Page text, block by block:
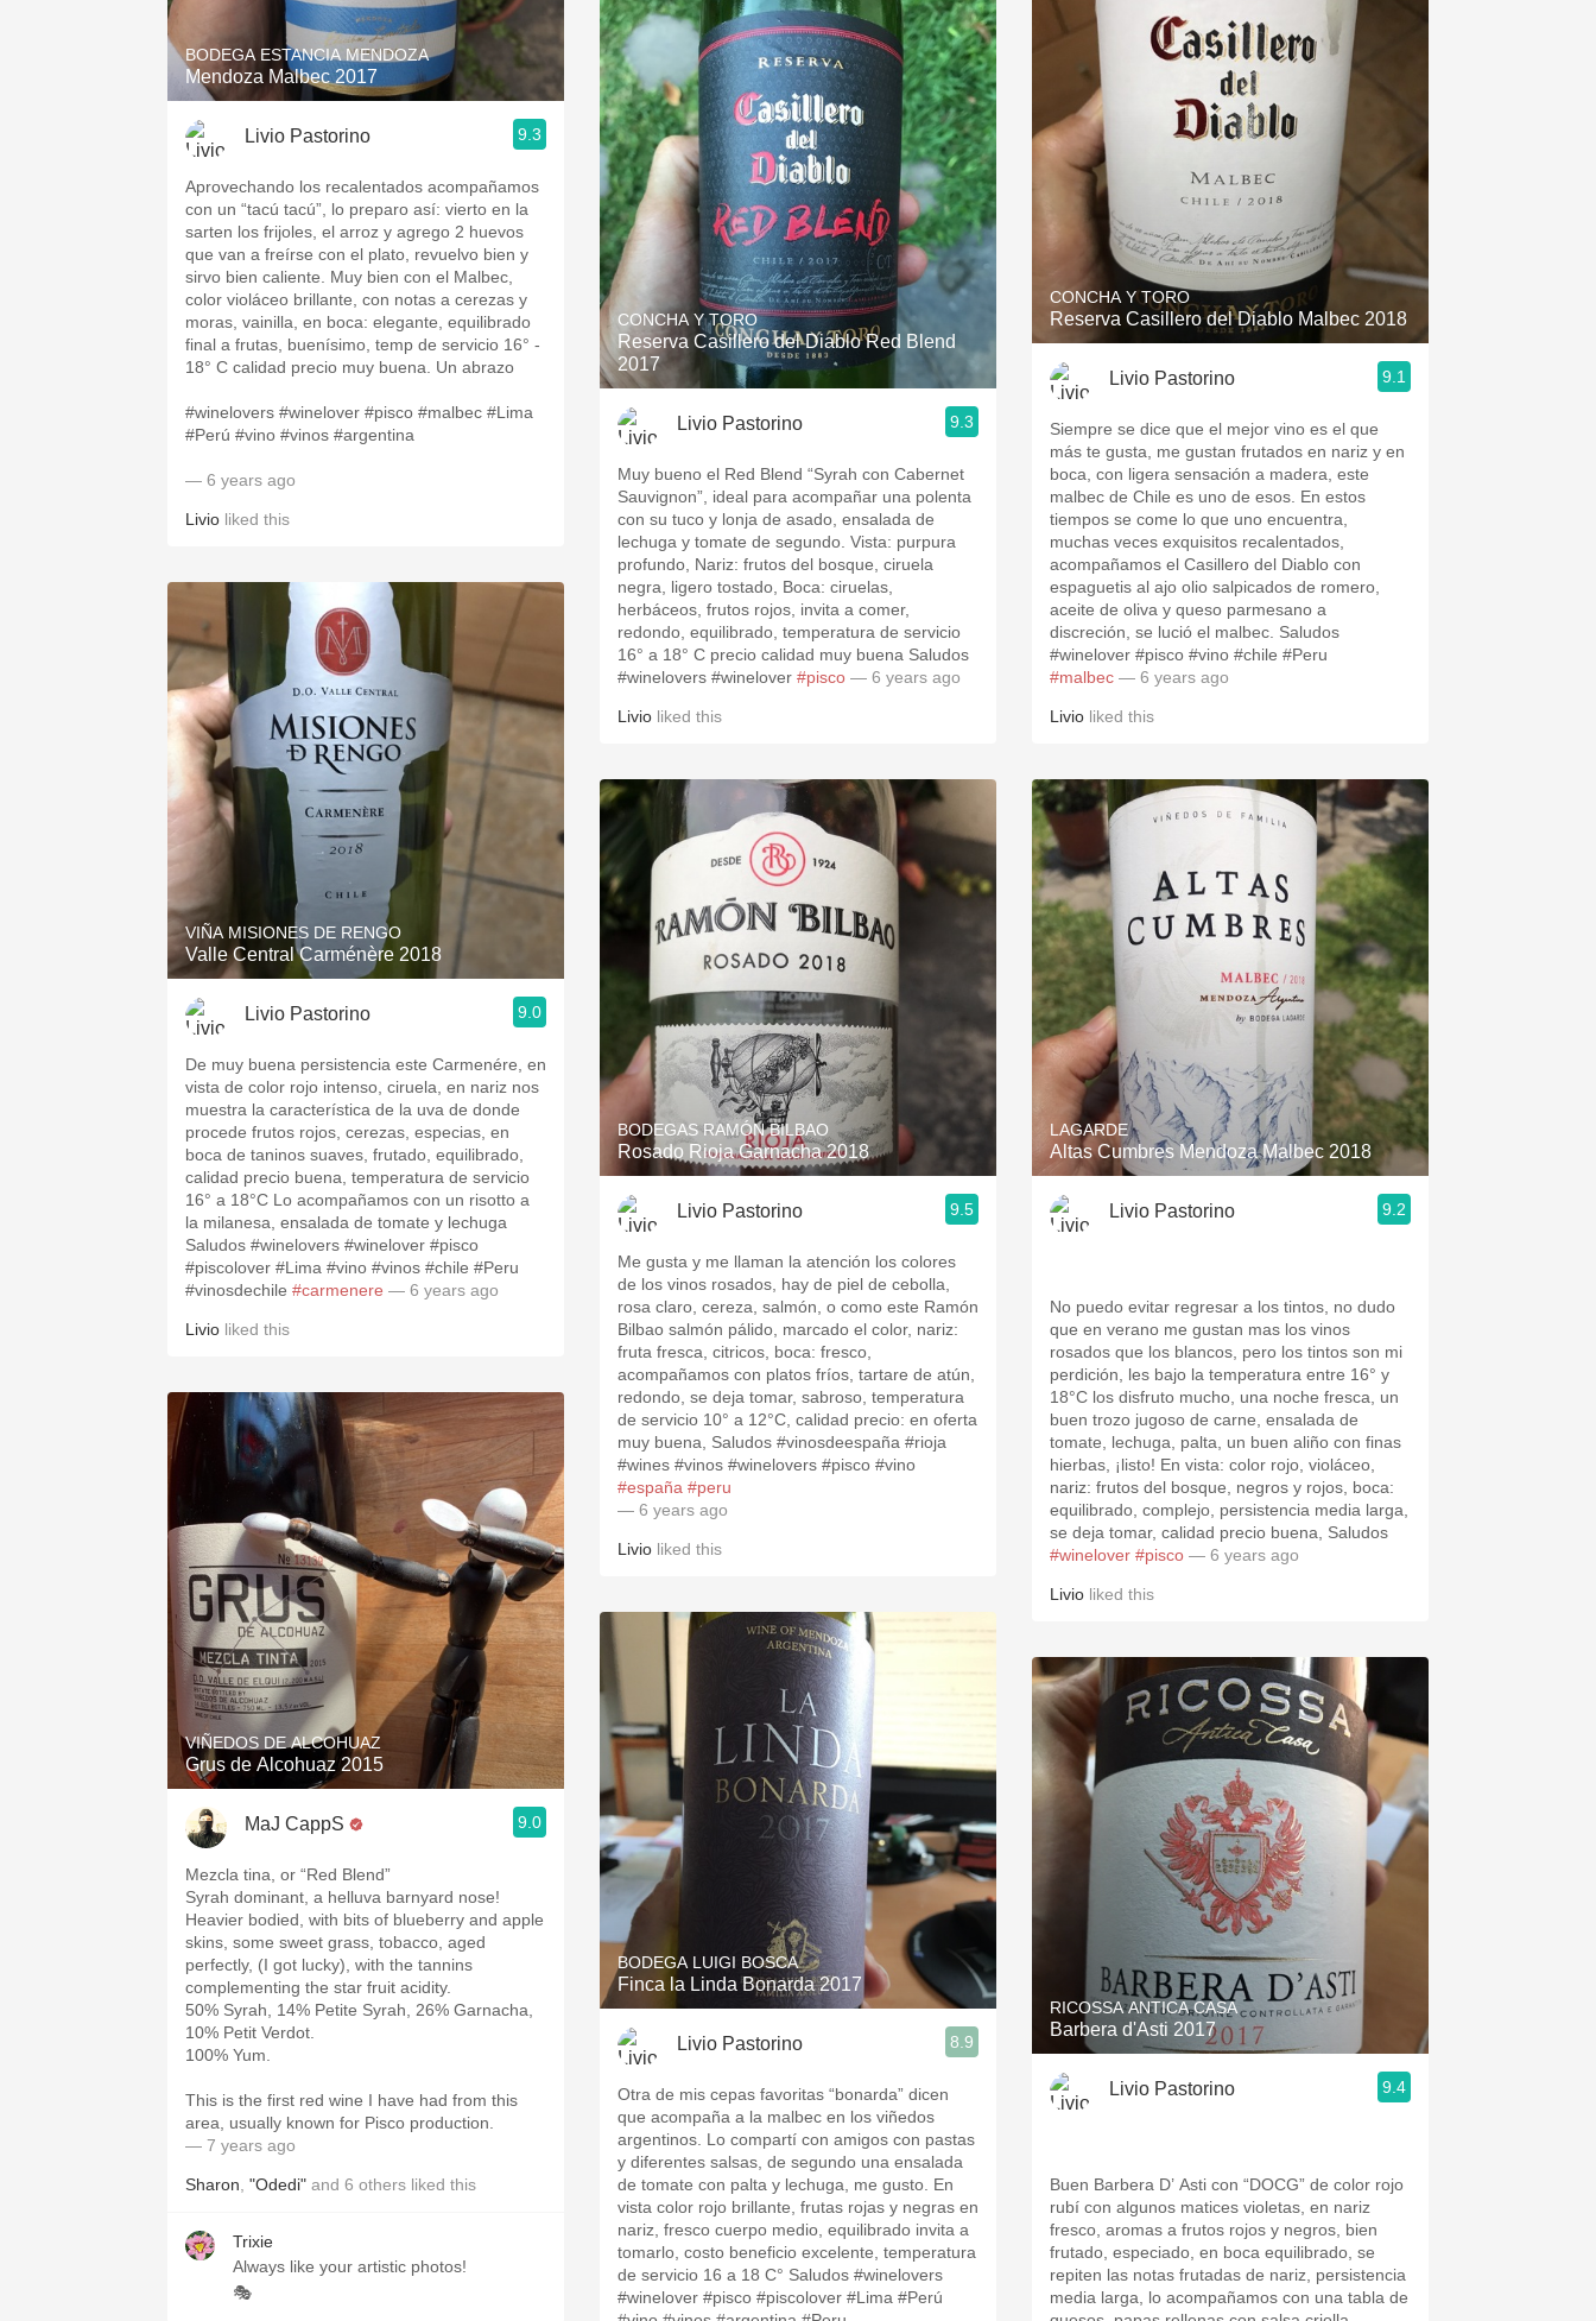
BODEGA ESTANCIA MENDOZA
Mendoza Malbec 2017
Livio Pastorino 9.3
Aprovechando los recalentados acompañamos
con un “tacú tacú”, lo preparo así: vierto en la
sarten los frijoles, el arroz y agrego 2 huevos
que van a freírse con el plato, revuelvo bien y
sirvo bien caliente. Muy bien con el Malbec,
color violáceo brillante, con notas a cerezas y
moras, vainilla, en boca: elegante, equilibrado
final a frutas, buenísimo, temp de servicio 16° -
18° C calidad precio muy buena. Un abrazo
#winelovers #winelover #pisco #malbec #Lima
#Perú #vino #vinos #argentina
— 6 years ago
Livio liked this
VIÑA MISIONES DE RENGO
Valle Central Carménère 2018
Livio Pastorino 9.0
De muy buena persistencia este Carmenére, en
vista de color rojo intenso, ciruela, en nariz nos
muestra la característica de la uva de donde
procede frutos rojos, cerezas, especias, en
boca de taninos suaves, frutado, equilibrado,
calidad precio buena, temperatura de servicio
16° a 18°C Lo acompañamos con un risotto a
la milanesa, ensalada de tomate y lechuga
Saludos #winelovers #winelover #pisco
#piscolover #Lima #vino #vinos #chile #Peru
#vinosdechile #carmenere — 6 years ago
Livio liked this
VIÑEDOS DE ALCOHUAZ
Grus de Alcohuaz 2015
MaJ CappS 9.0
Mezcla tina, or “Red Blend”
Syrah dominant, a helluva barnyard nose!
Heavier bodied, with bits of blueberry and apple
skins, some sweet grass, tobacco, aged
perfectly, (I got lucky), with the tannins
complementing the star fruit acidity.
50% Syrah, 14% Petite Syrah, 26% Garnacha,
10% Petit Verdot.
100% Yum.
This is the first red wine I have had from this
area, usually known for Pisco production.
— 7 years ago
Sharon "Odedi" and 6 others liked this
Trixie
Always like your artistic photos!
🎭
CONCHA Y TORO
Reserva Casillero del Diablo Red Blend
2017
Livio Pastorino 9.3
Muy bueno el Red Blend “Syrah con Cabernet
Sauvignon”, ideal para acompañar una polenta
con su tuco y lonja de asado, ensalada de
lechuga y tomate de segundo. Vista: purpura
profundo, Nariz: frutos del bosque, ciruela
negra, ligero tostado, Boca: ciruelas,
herbáceos, frutos rojos, invita a comer,
redondo, equilibrado, temperatura de servicio
16° a 18° C precio calidad muy buena Saludos
#winelovers #winelover #pisco — 6 years ago
Livio liked this
BODEGAS RAMÓN BILBAO
Rosado Rioja Garnacha 2018
Livio Pastorino 9.5
Me gusta y me llaman la atención los colores
de los vinos rosados, hay de piel de cebolla,
rosa claro, cereza, salmón, o como este Ramón
Bilbao salmón pálido, marcado el color, nariz:
fruta fresca, citricos, boca: fresco,
acompañamos con platos fríos, tartare de atún,
redondo, se deja tomar, sabroso, temperatura
de servicio 10° a 12°C, calidad precio: en oferta
muy buena, Saludos #vinosdeespaña #rioja
#wines #vinos #winelovers #pisco #vino
#españa #peru
— 6 years ago
Livio liked this
BODEGA LUIGI BOSCA
Finca la Linda Bonarda 2017
Livio Pastorino 8.9
Otra de mis cepas favoritas “bonarda” dicen
que acompaña a la malbec en los viñedos
argentinos. Lo compartí con amigos con pastas
y diferentes salsas, de segundo una ensalada
de tomate con palta y lechuga, me gusto. En
vista color rojo brillante, frutas rojas y negras en
nariz, fresco cuerpo medio, equilibrado invita a
tomarlo, costo beneficio excelente, temperatura
de servicio 16 a 18 C° Saludos #winelovers
#winelover #pisco #piscolover #Lima #Perú
CONCHA Y TORO
Reserva Casillero del Diablo Malbec 2018
Livio Pastorino 9.1
Siempre se dice que el mejor vino es el que
más te gusta, me gustan frutados en nariz y en
boca, con ligera sensación a madera, este
malbec de Chile es uno de esos. En estos
tiempos se come lo que uno encuentra,
muchas veces exquisitos recalentados,
acompañamos el Casillero del Diablo con
espaguetis al ajo olio salpicados de romero,
aceite de oliva y queso parmesano a
discreción, se lució el malbec. Saludos
#winelover #pisco #vino #chile #Peru
#malbec — 6 years ago
Livio liked this
LAGARDE
Altas Cumbres Mendoza Malbec 2018
Livio Pastorino 9.2
No puedo evitar regresar a los tintos, no dudo
que en verano me gustan mas los vinos
rosados que los blancos, pero los tintos son mi
perdición, les bajo la temperatura entre 16° y
18°C los disfruto mucho, una noche fresca, un
buen trozo jugoso de carne, ensalada de
tomate, lechuga, palta, un buen aliño con finas
hierbas, ¡listo! En vista: color rojo, violáceo,
nariz: frutos del bosque, negros y rojos, boca:
equilibrado, complejo, persistencia media larga,
se deja tomar, calidad precio buena, Saludos
#winelover #pisco — 6 years ago
Livio liked this
RICOSSA ANTICA CASA
Barbera d'Asti 2017
Livio Pastorino 9.4
Buen Barbera D’ Asti con “DOCG” de color rojo
rubí con algunos matices violetas, en nariz
fresco, aromas a frutos rojos y negros, bien
frutado, especiado, en boca equilibrado, se
repiten las notas frutadas de nariz, persistencia
media larga, lo acompañamos con una tabla de